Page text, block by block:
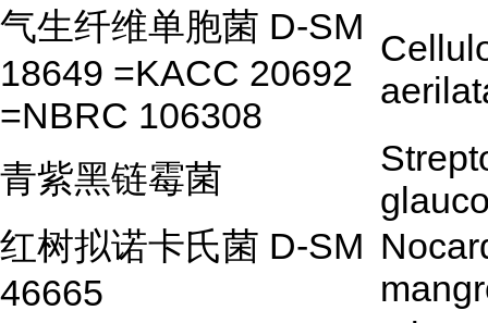
气生纤维单胞菌 D-SM
18649 =KACC 20692
=NBRC 106308
青紫黑链霉菌
红树拟诺卡氏菌 D-SM
46665